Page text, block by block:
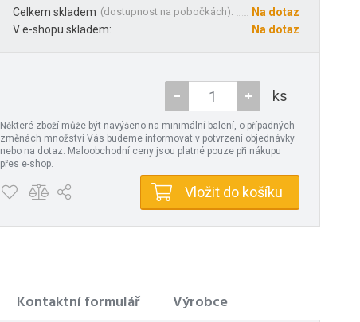
Celkem skladem (dostupnost na pobočkách):
Na dotaz
V e-shopu skladem:
Na dotaz
ks
Některé zboží může být navýšeno na minimální balení, o případných
změnách množství Vás budeme informovat v potvrzení objednávky
nebo na dotaz. Maloobchodní ceny jsou platné pouze při nákupu
přes e-shop.
Vložit do košíku
Kontaktní formulář Výrobce